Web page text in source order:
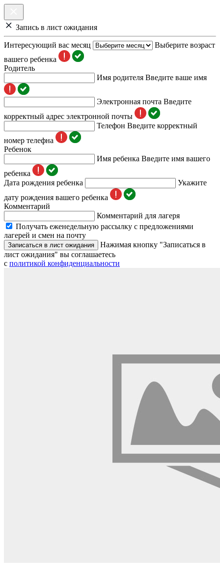
Запись в лист ожидания
Интересующий вас месяц
Выберите возраст
вашего ребенка
Родитель
Имя родителя Введите ваше имя
Электронная почта Введите
корректный адрес электронной почты
Телефон Введите корректный
номер телефна
Ребенок
Имя ребенка Введите имя вашего
ребенка
Дата рождения ребенка
Укажите
дату рождения вашего ребенка
Комментарий
Комментарий для лагеря
Получать еженедельную рассылку с предложениями
лагерей и смен на почту
Записаться в лист ожидания
Нажимая кнопку "Записаться в
лист ожидания" вы соглашаетесь
с политикой конфиденциальности